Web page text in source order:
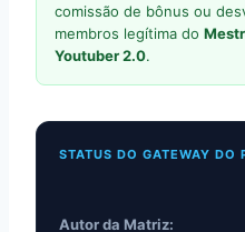
comissão de bônus ou
membros legítima do
Youtuber 2.0.
STATUS DO GATEWAY DO
Autor da Matriz: